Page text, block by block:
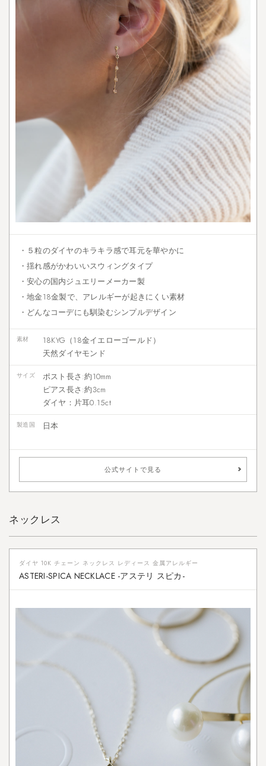
・５粒のダイヤのキラキラ感で耳元を華やかに
・揺れ感がかわいいスウィングタイプ
・安心の国内ジュエリーメーカー製
・地金18金製で、アレルギーが起きにくい素材
・どんなコーデにも馴染むシンプルデザイン
素材
18KYG（18金イエローゴールド）
天然ダイヤモンド
サイズ
ポスト長さ:約10mm
ピアス長さ:約3cm
ダイヤ：片耳0.15ct
製造国 日本
公式サイトで見る
ネックレス
ダイヤ 10K チェーン ネックレス レディース 金属アレルギー
ASTERI-SPICA NECKLACE -アステリ スピカ-